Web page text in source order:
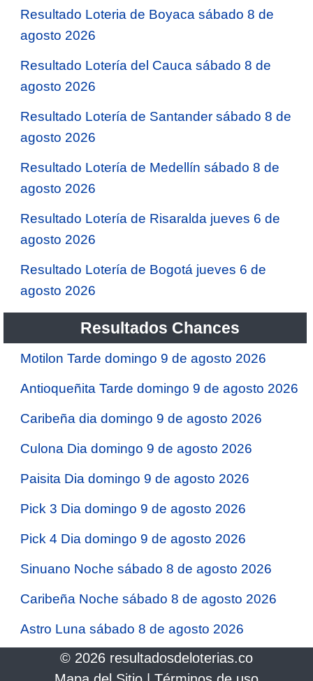
Resultado Loteria de Boyaca sábado 8 de
agosto 2026
Resultado Lotería del Cauca sábado 8 de
agosto 2026
Resultado Lotería de Santander sábado 8 de
agosto 2026
Resultado Lotería de Medellín sábado 8 de
agosto 2026
Resultado Lotería de Risaralda jueves 6 de
agosto 2026
Resultado Lotería de Bogotá jueves 6 de
agosto 2026
Resultados Chances
Motilon Tarde domingo 9 de agosto 2026
Antioqueñita Tarde domingo 9 de agosto 2026
Caribeña dia domingo 9 de agosto 2026
Culona Dia domingo 9 de agosto 2026
Paisita Dia domingo 9 de agosto 2026
Pick 3 Dia domingo 9 de agosto 2026
Pick 4 Dia domingo 9 de agosto 2026
Sinuano Noche sábado 8 de agosto 2026
Caribeña Noche sábado 8 de agosto 2026
Astro Luna sábado 8 de agosto 2026
© 2026 resultadosdeloterias.co